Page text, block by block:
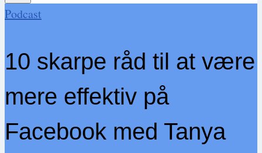
Podcast
10 skarpe råd til at være
mere effektiv på
Facebook med Tanya